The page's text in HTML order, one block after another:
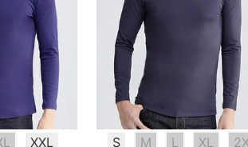
XXL
S M L XL